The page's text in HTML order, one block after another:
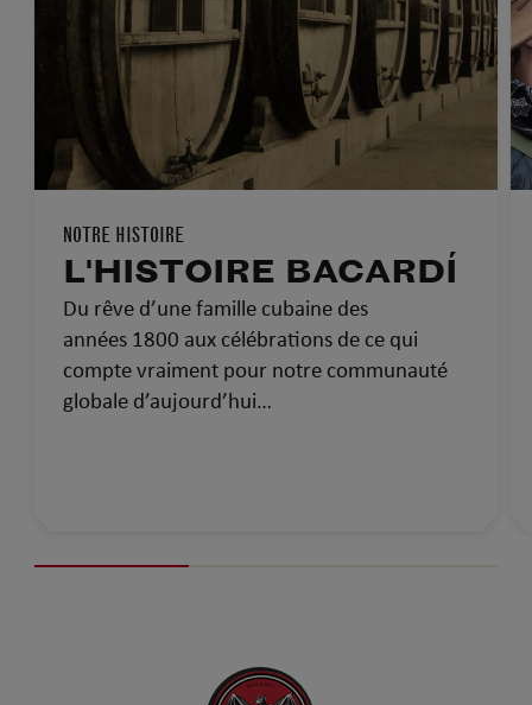
NOTRE HISTOIRE
L'HISTOIRE BACARDÍ
Du rêve d’une famille cubaine des
années 1800 aux célébrations de ce qui
compte vraiment pour notre communauté
globale d’aujourd’hui…